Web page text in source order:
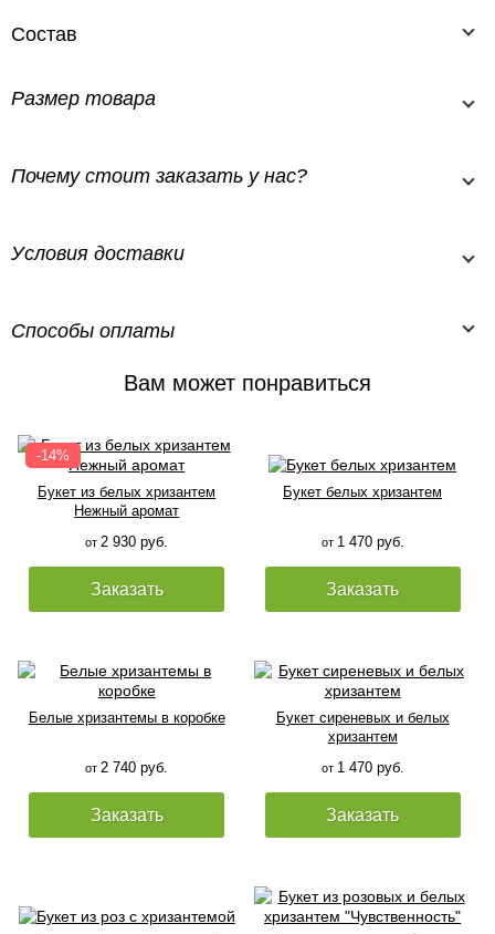
Состав
Размер товара
Почему стоит заказать у нас?
Условия доставки
Способы оплаты
Вам может понравиться
Букет из белых хризантем
Нежный аромат
от 2 930 руб.
Заказать
Букет белых хризантем
от 1 470 руб.
Заказать
Белые хризантемы в коробке
от 2 740 руб.
Заказать
Букет сиреневых и белых
хризантем
от 1 470 руб.
Заказать